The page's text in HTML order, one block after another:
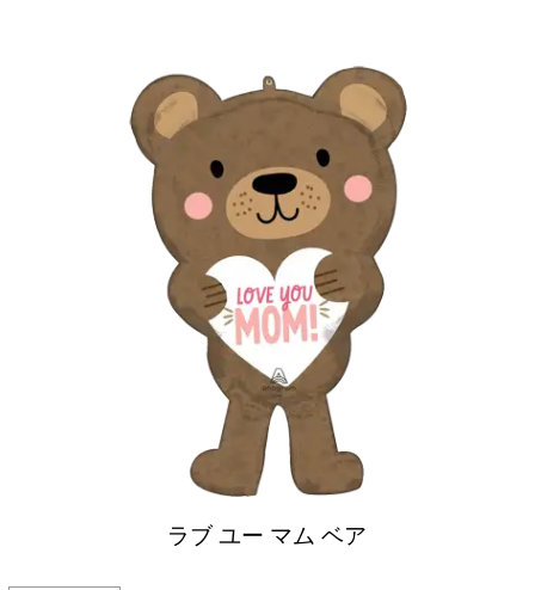
ラブ ユー マム ベア